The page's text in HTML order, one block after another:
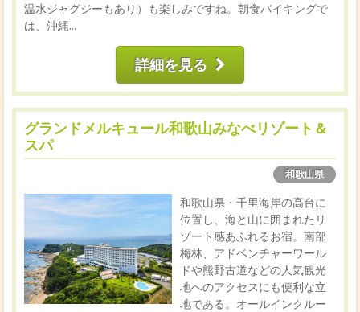
温水ジャグジーもあり）も楽しみですね。朝食バイキングで
は、沖縄...
詳細を見る
グランドメルキュール和歌山みなべリゾート＆
スパ
和歌山県
和歌山県・千里海岸の高台に
位置し、海と山に囲まれたリ
ゾート感あふれるお宿。南部
梅林、アドベンチャーワール
ドや熊野古道などの人気観光
地へのアクセスにも便利な立
地である。オールインクルー